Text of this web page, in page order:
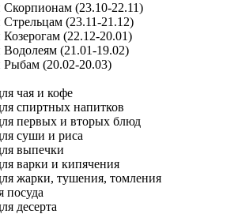
(23.10-22.11)
(23.11-21.12)
(22.12-20.01)
(21.01-19.02)
Рыбам (20.02-20.03)
чая и кофе
спиртных напитков
первых и вторых блюд
суши и риса
выпечки
варки и кипячения
жарки, тушения, томления
посуда
десерта